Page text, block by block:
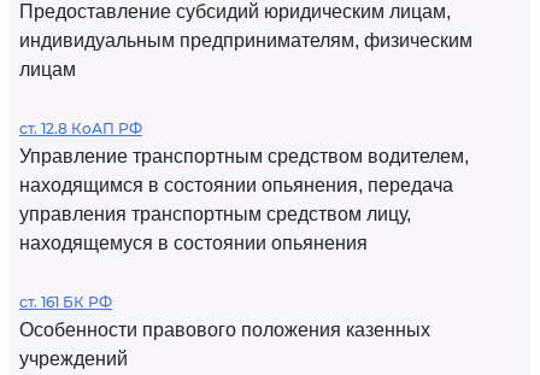
Предоставление субсидий юридическим лицам,
индивидуальным предпринимателям, физическим
лицам
ст. 12.8 КоАП РФ
Управление транспортным средством водителем,
находящимся в состоянии опьянения, передача
управления транспортным средством лицу,
находящемуся в состоянии опьянения
ст. 161 БК РФ
Особенности правового положения казенных
учреждений